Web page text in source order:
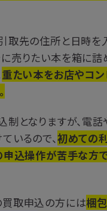
取先の住所と日時を
売りたい本を箱に詰
重たい本をお店やコ
制となりますが、電
いるので、初めての
申込操作が苦手な方
取申込の方には梱